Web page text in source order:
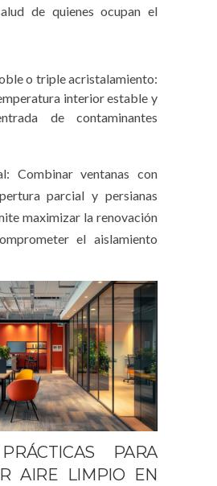
de quienes ocupan el
o triple acristalamiento:
interior estable y
de contaminantes
Combinar ventanas con
parcial y persianas
maximizar la renovación
el aislamiento
PARA
AIRE LIMPIO EN